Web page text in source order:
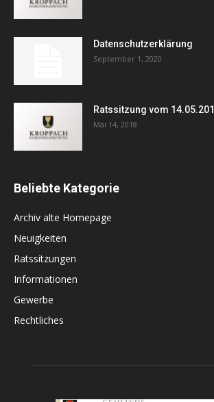
Datenschutzerklärung
September 1, 2020
Ratssitzung vom
Mai 14, 2018
Beliebte Kategorie
Archiv alte Homepage
Neuigkeiten
Ratssitzungen
Informationen
Gewerbe
Rechtliches